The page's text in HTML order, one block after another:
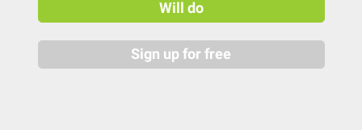
Will do
Sign up for free